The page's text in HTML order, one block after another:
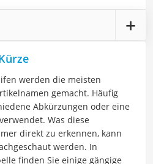
werden die meisten
gemacht. Häufig
Abkürzungen oder eine
Was diese
direkt zu erkennen, kann
werden. In
finden Sie einige gängige